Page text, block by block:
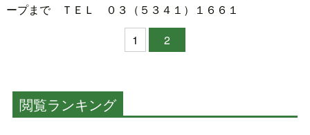
ープまで ＴＥＬ ０３（５３４１）１６６１
1
2
閲覧ランキング